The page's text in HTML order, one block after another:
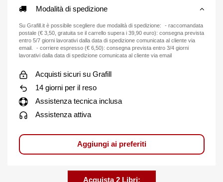
Modalità di spedizione
Su Grafill.it è possibile scegliere due modalità di spedizione: - raccomandata
postale (€ 3,50, gratuita se il carrello supera i 39,90 euro): consegna prevista
entro 5/7 giorni lavorativi dalla data di spedizione comunicata al cliente via
email. - corriere espresso (€ 6,50): consegna prevista entro 3/4 giorni
lavorativi dalla data di spedizione comunicata al cliente via email
Acquisti sicuri su Grafill
14 giorni per il reso
Assistenza tecnica inclusa
Assistenza attiva
Aggiungi ai preferiti
Acquista 2 Libri: